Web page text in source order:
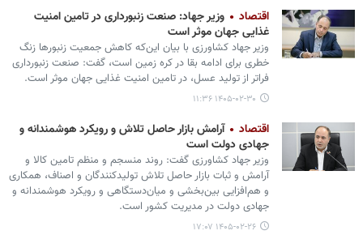
اقتصاد
وزیر جهاد: صنعت زنبورداری در تامین امنیت
غذایی جهان موثر است
وزیر جهاد کشاورزی با بیان این‌که کاهش جمعیت زنبورها زنگ
خطری برای ادامه بقا در کره زمین است، گفت: صنعت زنبورداری
فراتر از تولید عسل، در تامین امنیت غذایی جهان موثر است.
۱۴۰۵-۰۲-۳۰ ۱۱:۳۶
اقتصاد
آرامش بازار حاصل تلاش و رویکرد هوشمندانه و
جهادی دولت است
وزیر جهاد کشاورزی گفت: روند منسجم و منظم تامین کالا و
آرامش و ثبات بازار حاصل تلاش تولیدکنندگان و اصناف، همکاری
و هم‌افزایی بین‌بخشی و میان‌دستگاهی و رویکرد هوشمندانه و
جهادی دولت در مدیریت کشور است.
۱۴۰۵-۰۲-۲۶ ۱۷:۰۷